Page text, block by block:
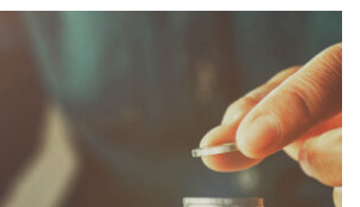
Inkomstenbelasting